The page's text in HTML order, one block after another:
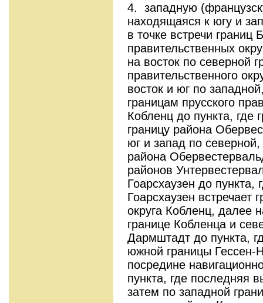
4. западную
находящаяся к югу и
в точке встречи границ
правительственных
на восток по северной
правительственного
восток и юг по
границам прусского
Кобленц до пункта, где
границу района
юг и запад по
района
районов
Гоарсхаузен до пункта,
Гоарсхаузен встречает
округа Кобленц, далее
границе Кобленца и
Дармштадт до пункта,
южной границы Гессен-
посредине
пункта, где последняя
затем по западной